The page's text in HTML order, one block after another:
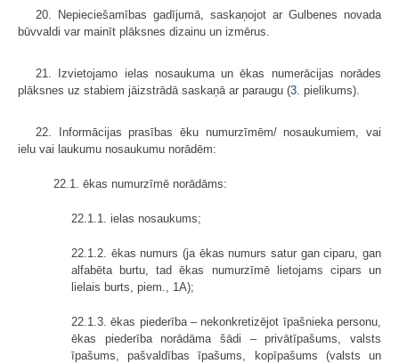
20. Nepieciešamības gadījumā, saskaņojot ar Gulbenes novada
būvvaldi var mainīt plāksnes dizainu un izmērus.
21. Izvietojamo ielas nosaukuma un ēkas numerācijas norādes
plāksnes uz stabiem jāizstrādā saskaņā ar paraugu (3. pielikums).
22. Informācijas prasības ēku numurzīmēm/ nosaukumiem, vai
ielu vai laukumu nosaukumu norādēm:
22.1. ēkas numurzīmē norādāms:
22.1.1. ielas nosaukums;
22.1.2. ēkas numurs (ja ēkas numurs satur gan ciparu, gan
alfabēta burtu, tad ēkas numurzīmē lietojams cipars un
lielais burts, piem., 1A);
22.1.3. ēkas piederība – nekonkretizējot īpašnieka personu,
ēkas piederība norādāma šādi – privātīpašums, valsts
īpašums, pašvaldības īpašums, kopīpašums (valsts un